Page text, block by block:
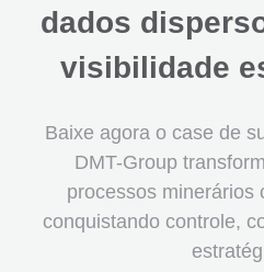
dados
visibilidade
Baixe agora o case de
DMT-Group
processos minerários
conquistando controle,